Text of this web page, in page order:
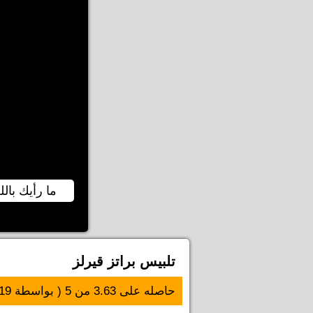
ما رأيك
تلبيس براتز قيرلز
حاصله على 3.63 من 5 ( بواسطة 19